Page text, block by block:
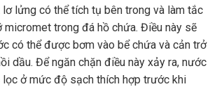
lửng có thể tích tụ bên trong và làm tắc
micromet trong đá hồ chứa. Điều này sẽ
có thể được bơm vào bể chứa và cản trở
dầu. Để ngăn chặn điều này xảy ra, nước
ở mức độ sạch thích hợp trước khi